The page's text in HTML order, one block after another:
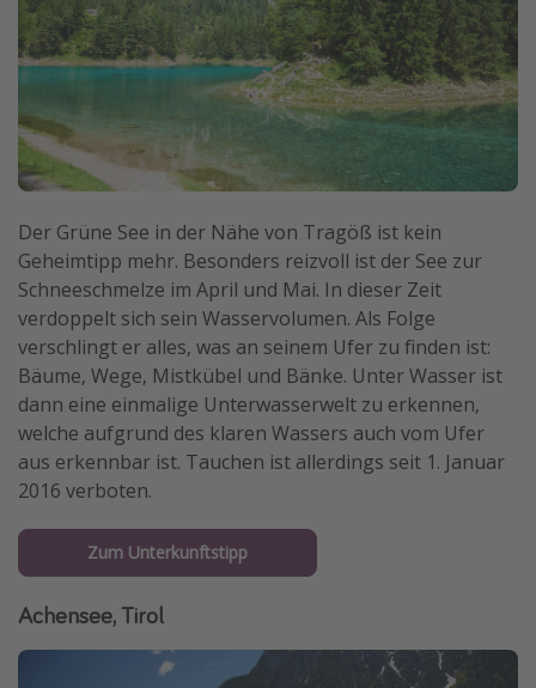
Der Grüne See in der Nähe von Tragöß ist kein
Geheimtipp mehr. Besonders reizvoll ist der See zur
Schneeschmelze im April und Mai. In dieser Zeit
verdoppelt sich sein Wasservolumen. Als Folge
verschlingt er alles, was an seinem Ufer zu finden ist:
Bäume, Wege, Mistkübel und Bänke. Unter Wasser ist
dann eine einmalige Unterwasserwelt zu erkennen,
welche aufgrund des klaren Wassers auch vom Ufer
aus erkennbar ist. Tauchen ist allerdings seit 1. Januar
2016 verboten.
Zum Unterkunftstipp
Achensee, Tirol